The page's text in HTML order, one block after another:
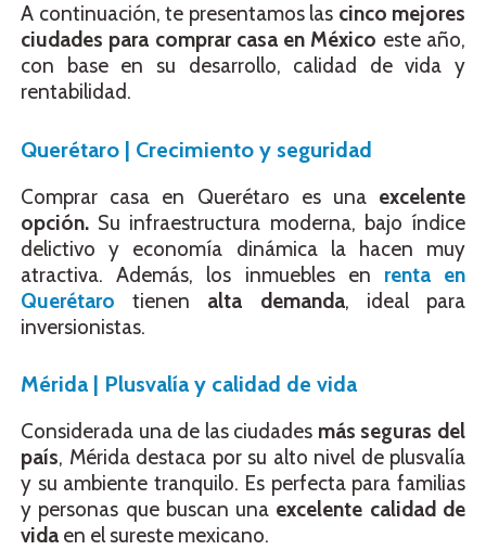
A continuación, te presentamos las cinco mejores
ciudades para comprar casa en México este año,
con base en su desarrollo, calidad de vida y
rentabilidad.
Querétaro | Crecimiento y seguridad
Comprar casa en Querétaro es una excelente
opción. Su infraestructura moderna, bajo índice
delictivo y economía dinámica la hacen muy
atractiva. Además, los inmuebles en renta en
Querétaro tienen alta demanda, ideal para
inversionistas.
Mérida | Plusvalía y calidad de vida
Considerada una de las ciudades más seguras del
país, Mérida destaca por su alto nivel de plusvalía
y su ambiente tranquilo. Es perfecta para familias
y personas que buscan una excelente calidad de
vida en el sureste mexicano.